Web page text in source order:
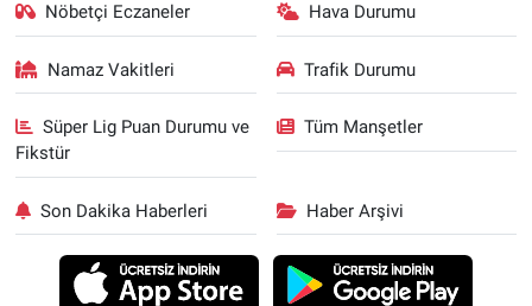
Nöbetçi Eczaneler Hava Durumu
Namaz Vakitleri Trafik Durumu
Süper Lig Puan Durumu ve
Fikstür
Tüm Manşetler
Son Dakika Haberleri Haber Arşivi